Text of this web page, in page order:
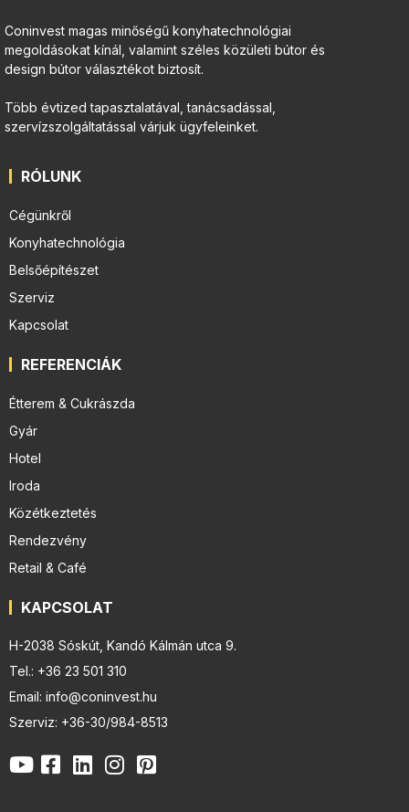
Coninvest magas minőségű konyhatechnológiai
megoldásokat kínál, valamint széles közületi bútor és
design bútor választékot biztosít.
Több évtized tapasztalatával, tanácsadással,
szervízszolgáltatással várjuk ügyfeleinket.
RÓLUNK
Cégünkről
Konyhatechnológia
Belsőépítészet
Szerviz
Kapcsolat
REFERENCIÁK
Étterem & Cukrászda
Gyár
Hotel
Iroda
Közétkeztetés
Rendezvény
Retail & Café
KAPCSOLAT
H-2038 Sóskút, Kandó Kálmán utca 9.
Tel.: +36 23 501 310
Email: info@coninvest.hu
Szerviz: +36-30/984-8513